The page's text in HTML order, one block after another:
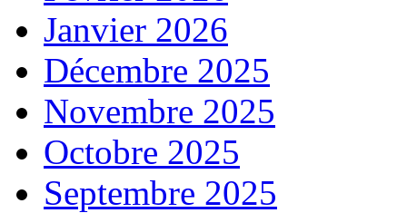
Janvier 2026
Décembre 2025
Novembre 2025
Octobre 2025
Septembre 2025